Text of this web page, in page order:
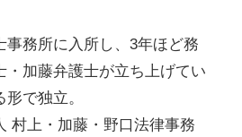
事務所に入所し、3年ほど務
・加藤弁護士が立ち上げてい
で独立。
村上・加藤・野口法律事務